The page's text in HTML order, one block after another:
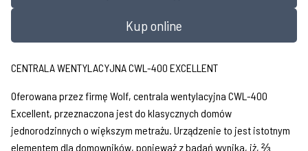
Kup online
CENTRALA WENTYLACYJNA CWL-400 EXCELLENT
Oferowana przez firmę Wolf, centrala wentylacyjna CWL-400
Excellent, przeznaczona jest do klasycznych domów
jednorodzinnych o większym metrażu. Urządzenie to jest istotnym
elementem dla domowników, ponieważ z badań wynika, iż, ⅔